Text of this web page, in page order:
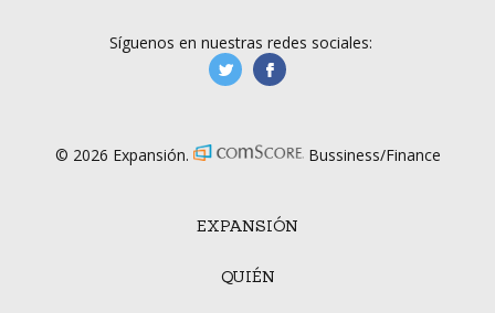
EXPANSIÓN
QUIÉN
Síguenos en nuestras redes sociales:
manufacturaGE
© 2026 Expansión. Bussiness/Finance